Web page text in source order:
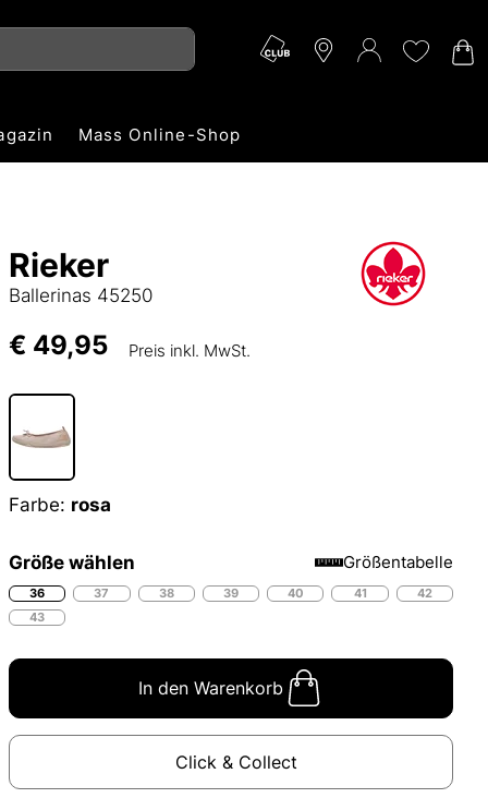
Mass Online-Shop
Rieker
Ballerinas 45250
€ 49,95 Preis inkl. MwSt.
Farbe: rosa
Größe wählen Größentabelle
36 37 38 39 40 41
42
43
In den Warenkorb
Click & Collect